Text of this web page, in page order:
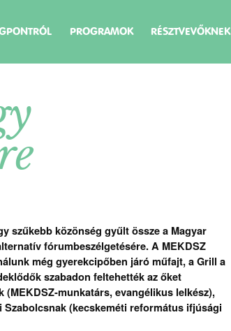
PROGRAMOK RÉSZTVEVŐKNEK
szűkebb közönség gyűlt össze a Magyar
fórumbeszélgetésére. A MEKDSZ
még gyerekcipőben járó műfajt, a Grill a
szabadon feltehették az őket
munkatárs, evangélikus lelkész),
Szabolcsnak (kecskeméti református ifjúsági